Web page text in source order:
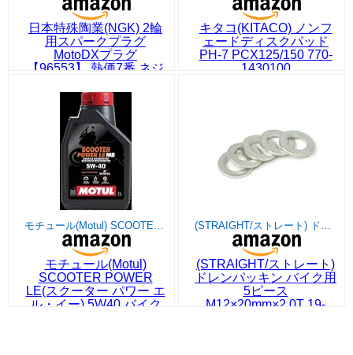
日本特殊陶業(NGK) 2輪
用スパークプラグ
MotoDXプラグ
【96553】 熱価7番 ネジ
キタコ(KITACO) ノンフ
ェードディスクパッド
PH-7 PCX125/150 770-
1430100
モチュール(Motul)
SCOOTER POWER
LE(スクーター パワー エ
ル・イー) 5W40 バイク
(STRAIGHT/ストレート)
ドレンパッキン バイク用
5ピース
M12×20mm×2.0T 19-